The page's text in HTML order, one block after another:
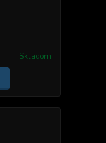
Skladom